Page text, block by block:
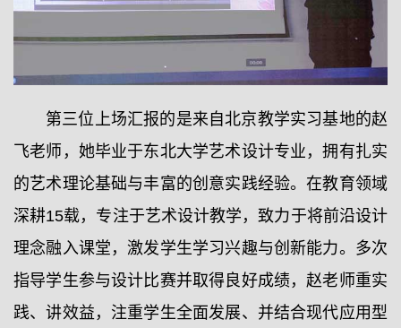
第三位上场汇报的是来自北京教学实习基地的赵
飞老师，她毕业于东北大学艺术设计专业，拥有扎实
的艺术理论基础与丰富的创意实践经验。在教育领域
深耕15载，专注于艺术设计教学，致力于将前沿设计
理念融入课堂，激发学生学习兴趣与创新能力。多次
指导学生参与设计比赛并取得良好成绩，赵老师重实
践、讲效益，注重学生全面发展、并结合现代应用型